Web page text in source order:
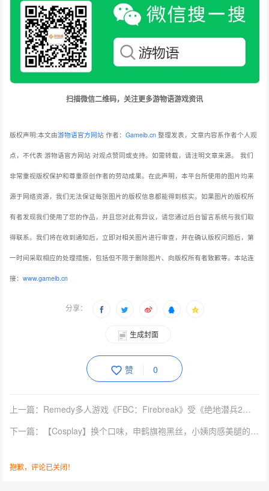
扫描微信二维码，关注更多游物语游戏资讯
版权声明:本文由游物语官方网站 作者：Gameib.cn 整理发表，文章内容系作者个人观
点，不代表 游物语官方网站 对观点赞同或支持。如需转载，请注明文章来源。 我们
非常重视版权保护和尊重原创作者的劳动成果。在此声明，本平台所使用的图片均来
源于网络资源，我们无法保证每张图片的版权信息都能得到核实。如果图片的版权所
有者发现我们使用了您的作品，并且您对此有异议，请您通过后台留言系统与我们取
得联系。我们将在收到通知后，立即对相关图片进行审查，并在确认版权问题后，第
一时间采取相应的处理措施，包括但不限于删除图片、向版权所有者致歉等。本站连
接：www.gameib.cn
分享：
生成封面
赞 0
上一篇：Remedy多人游戏《FBC：Firebreak》受《绝地潜兵2》启发
下一篇：【Cosplay】换个口味，申鹤旗袍黑丝，小姨肉感美腿的视觉暴击！
抱歉，评论已关闭！